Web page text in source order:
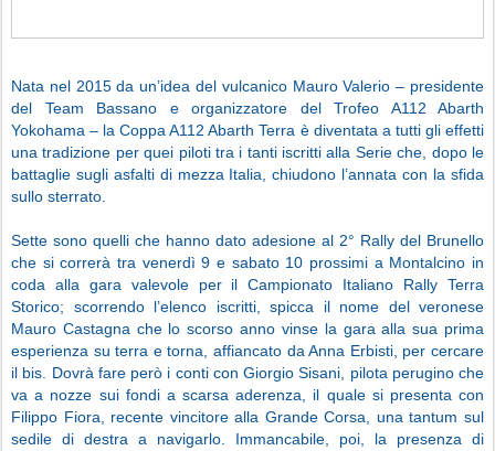
Nata nel 2015 da un’idea del vulcanico Mauro Valerio – presidente
del Team Bassano e organizzatore del Trofeo A112 Abarth
Yokohama – la Coppa A112 Abarth Terra è diventata a tutti gli effetti
una tradizione per quei piloti tra i tanti iscritti alla Serie che, dopo le
battaglie sugli asfalti di mezza Italia, chiudono l’annata con la sfida
sullo sterrato.
Sette sono quelli che hanno dato adesione al 2° Rally del Brunello
che si correrà tra venerdì 9 e sabato 10 prossimi a Montalcino in
coda alla gara valevole per il Campionato Italiano Rally Terra
Storico; scorrendo l’elenco iscritti, spicca il nome del veronese
Mauro Castagna che lo scorso anno vinse la gara alla sua prima
esperienza su terra e torna, affiancato da Anna Erbisti, per cercare
il bis. Dovrà fare però i conti con Giorgio Sisani, pilota perugino che
va a nozze sui fondi a scarsa aderenza, il quale si presenta con
Filippo Fiora, recente vincitore alla Grande Corsa, una tantum sul
sedile di destra a navigarlo. Immancabile, poi, la presenza di